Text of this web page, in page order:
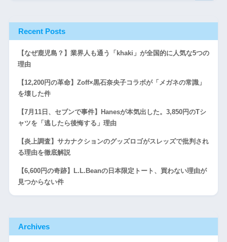
Recent Posts
【なぜ鹿児島？】業界人も通う「khaki」が全国的に人気な5つの
理由
【12,200円の革命】Zoff×黒石奈央子コラボが「メガネの常識」
を壊した件
【7月11日、セブンで事件】Hanesが本気出した。3,850円のTシ
ャツを「逃したら後悔する」理由
【炎上調査】サカナクションのグッズロゴがスレッズで批判され
る理由を徹底解説
【6,600円の奇跡】L.L.Beanの日本限定トート、買わない理由が
見つからない件
Archives